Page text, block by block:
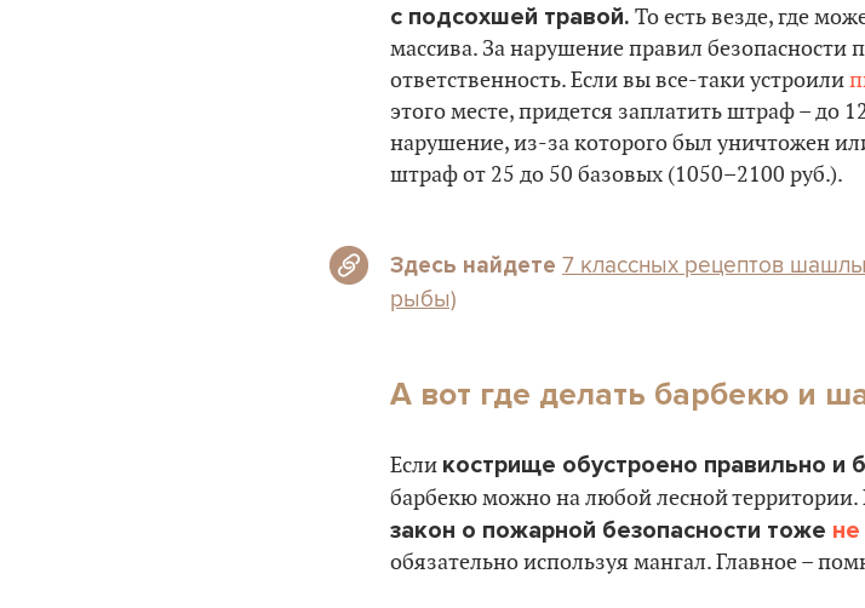
с подсохшей травой. То есть везде, где
массива. За нарушение правил безопасности
ответственность. Если вы все-таки устроили
этого месте, придется заплатить штраф – до
нарушение, из-за которого был уничтожен
штраф от 25 до 50 базовых (1050–2100 руб.).
Здесь найдете 7 классных рецептов
рыбы)
А вот где делать барбекю и
Если кострище обустроено правильно и
барбекю можно на любой лесной территории.
закон о пожарной безопасности тоже
обязательно используя мангал. Главное –